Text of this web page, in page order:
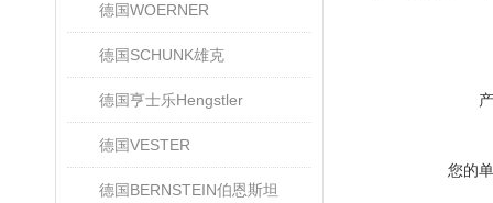
德国WOERNER
德国SCHUNK雄克
德国亨士乐Hengstler
德国VESTER
德国BERNSTEIN伯恩斯坦
您的